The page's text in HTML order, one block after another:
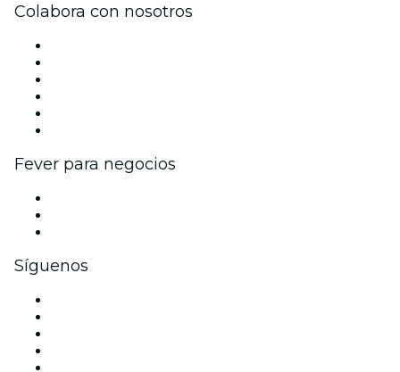
Colabora con nosotros
Fever para negocios
Síguenos